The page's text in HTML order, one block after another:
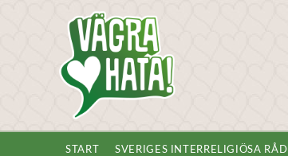
START SVERIGES INTERRELIGIÖSA RÅD